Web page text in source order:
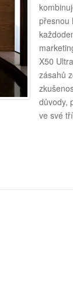
přesnou
X50
zásahů
důvody,
ve své